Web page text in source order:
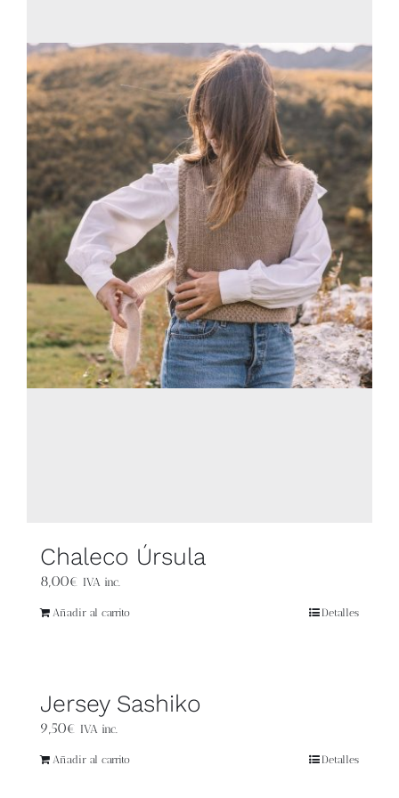
Contacto
Newsletter
Carrito
Mi cuenta
Chaleco Úrsula
8,00€ IVA inc.
Añadir al carrito Detalles
Jersey Sashiko
9,50€ IVA inc.
Añadir al carrito Detalles